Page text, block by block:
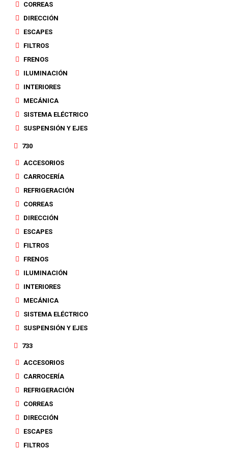
CORREAS
DIRECCIÓN
ESCAPES
FILTROS
FRENOS
ILUMINACIÓN
INTERIORES
MECÁNICA
SISTEMA ELÉCTRICO
SUSPENSIÓN Y EJES
730
ACCESORIOS
CARROCERÍA
REFRIGERACIÓN
CORREAS
DIRECCIÓN
ESCAPES
FILTROS
FRENOS
ILUMINACIÓN
INTERIORES
MECÁNICA
SISTEMA ELÉCTRICO
SUSPENSIÓN Y EJES
733
ACCESORIOS
CARROCERÍA
REFRIGERACIÓN
CORREAS
DIRECCIÓN
ESCAPES
FILTROS